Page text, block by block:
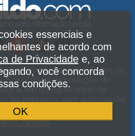
Comunicações Ltda. Todos os
É proibida a reprodução do
em qualquer meio de
de Privacidade
Jamildo
essenciais e
de acordo com
de Privacidadee, ao
você concorda
condições.
OK